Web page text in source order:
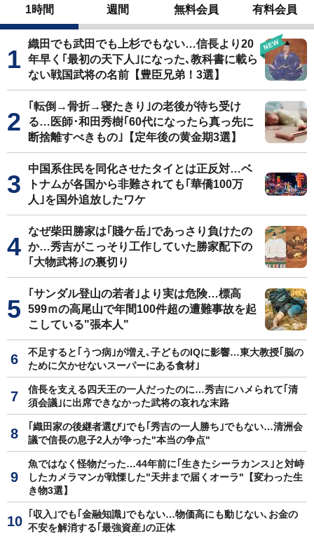
1時間 週間 無料会員 有料会員
織田でも武田でも上杉でもない…信長より20
年早く｢最初の天下人｣になった､教科書に載ら
ない戦国武将の名前【豊臣兄弟！3選】
｢転倒→骨折→寝たきり｣の老後が待ち受け
る…医師･和田秀樹｢60代になったら真っ先に
断捨離すべきもの｣【定年後の黄金期3選】
中国系住民を同化させたタイとは正反対…ベ
トナムが各国から非難されても｢華僑100万
人｣を国外追放したワケ
なぜ柴田勝家は｢賤ケ岳｣であっさり負けたの
か…秀吉がこっそり工作していた勝家配下の
｢大物武将｣の裏切り
｢サンダル登山の若者｣より実は危険…標高
599ｍの高尾山で年間100件超の遭難事故を起
こしている"張本人"
不足すると｢うつ病｣が増え､子どものIQに影響…東大教授｢脳の
ために欠かせないスーパーにある食材｣
信長を支える四天王の一人だったのに…秀吉にハメられて｢清
須会議｣に出席できなかった武将の哀れな末路
｢織田家の後継者選び｣でも｢秀吉の一人勝ち｣でもない…清洲会
議で信長の息子2人が争った"本当の争点"
魚ではなく怪物だった…44年前に｢生きたシーラカンス｣と対峙
したカメラマンが戦慄した"天井まで届くオーラ"【変わった生
き物3選】
｢収入｣でも｢金融知識｣でもない…物価高にも動じない､お金の
不安を解消する｢最強資産｣の正体